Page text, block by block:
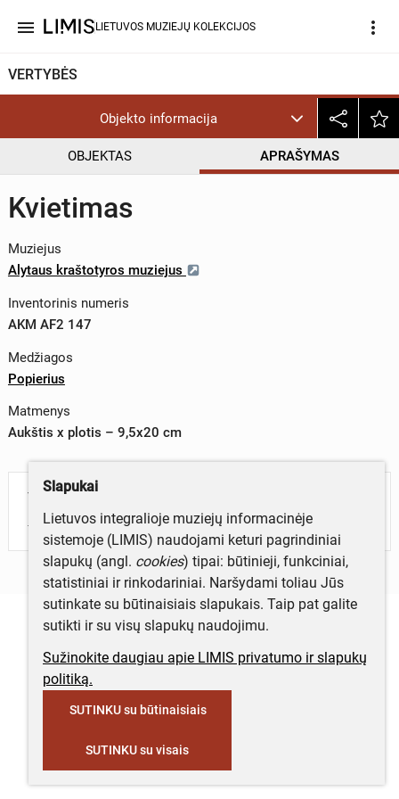
menu LIETUVOS MUZIEJŲ KOLEKCIJOS more_vert
VERTYBĖS
Objekto informacija
OBJEKTAS APRAŠYMAS
Kvietimas
Muziejus
Alytaus kraštotyros muziejus
Inventorinis numeris
AKM AF2 147
Medžiagos
Popierius
Matmenys
Aukštis x plotis – 9,5x20 cm
Turite daugiau informacijos apie objektą?
Parašykite mums!
Slapukai
Lietuvos integralioje muziejų informacinėje
sistemoje (LIMIS) naudojami keturi pagrindiniai
slapukų (angl. cookies) tipai: būtinieji, funkciniai,
statistiniai ir rinkodariniai. Naršydami toliau Jūs
sutinkate su būtinaisiais slapukais. Taip pat galite
sutikti ir su visų slapukų naudojimu.
Sužinokite daugiau apie LIMIS privatumo ir slapukų
politiką.
SUTINKU su būtinaisiais
SUTINKU su visais